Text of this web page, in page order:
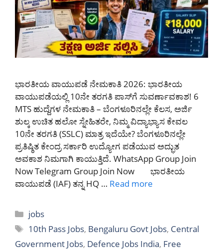
ಭಾರತೀಯ ವಾಯುಪಡೆ ನೇಮಕಾತಿ 2026: ಭಾರತೀಯ
ವಾಯುಪಡೆಯಲ್ಲಿ 10ನೇ ತರಗತಿ ಪಾಸ್‌ಗೆ ಸುವರ್ಣಾವಕಾಶ! 6
MTS ಹುದ್ದೆಗಳ ನೇಮಕಾತಿ – ಬೆಂಗಳೂರಿನಲ್ಲೇ ಕೆಲಸ, ಅರ್ಜಿ
ಶುಲ್ಕ ಉಚಿತ ಹಲೋ ಸ್ನೇಹಿತರೇ, ನಿಮ್ಮ ವಿದ್ಯಾಭ್ಯಾಸ ಕೇವಲ
10ನೇ ತರಗತಿ (SSLC) ಮಾತ್ರ ಇದೆಯೇ? ಬೆಂಗಳೂರಿನಲ್ಲೇ
ಪ್ರತಿಷ್ಠಿತ ಕೇಂದ್ರ ಸರ್ಕಾರಿ ಉದ್ಯೋಗ ಪಡೆಯುವ ಅದ್ಭುತ
ಅವಕಾಶ ನಿಮಗಾಗಿ ಕಾಯುತ್ತಿದೆ. WhatsApp Group Join
Now Telegram Group Join Now ಭಾರತೀಯ
ವಾಯುಪಡೆ (IAF) ತನ್ನ HQ … Read more
Categories
jobs
Tags
10th Pass Jobs, Bengaluru Govt Jobs, Central
Government Jobs, Defence Jobs India, Free